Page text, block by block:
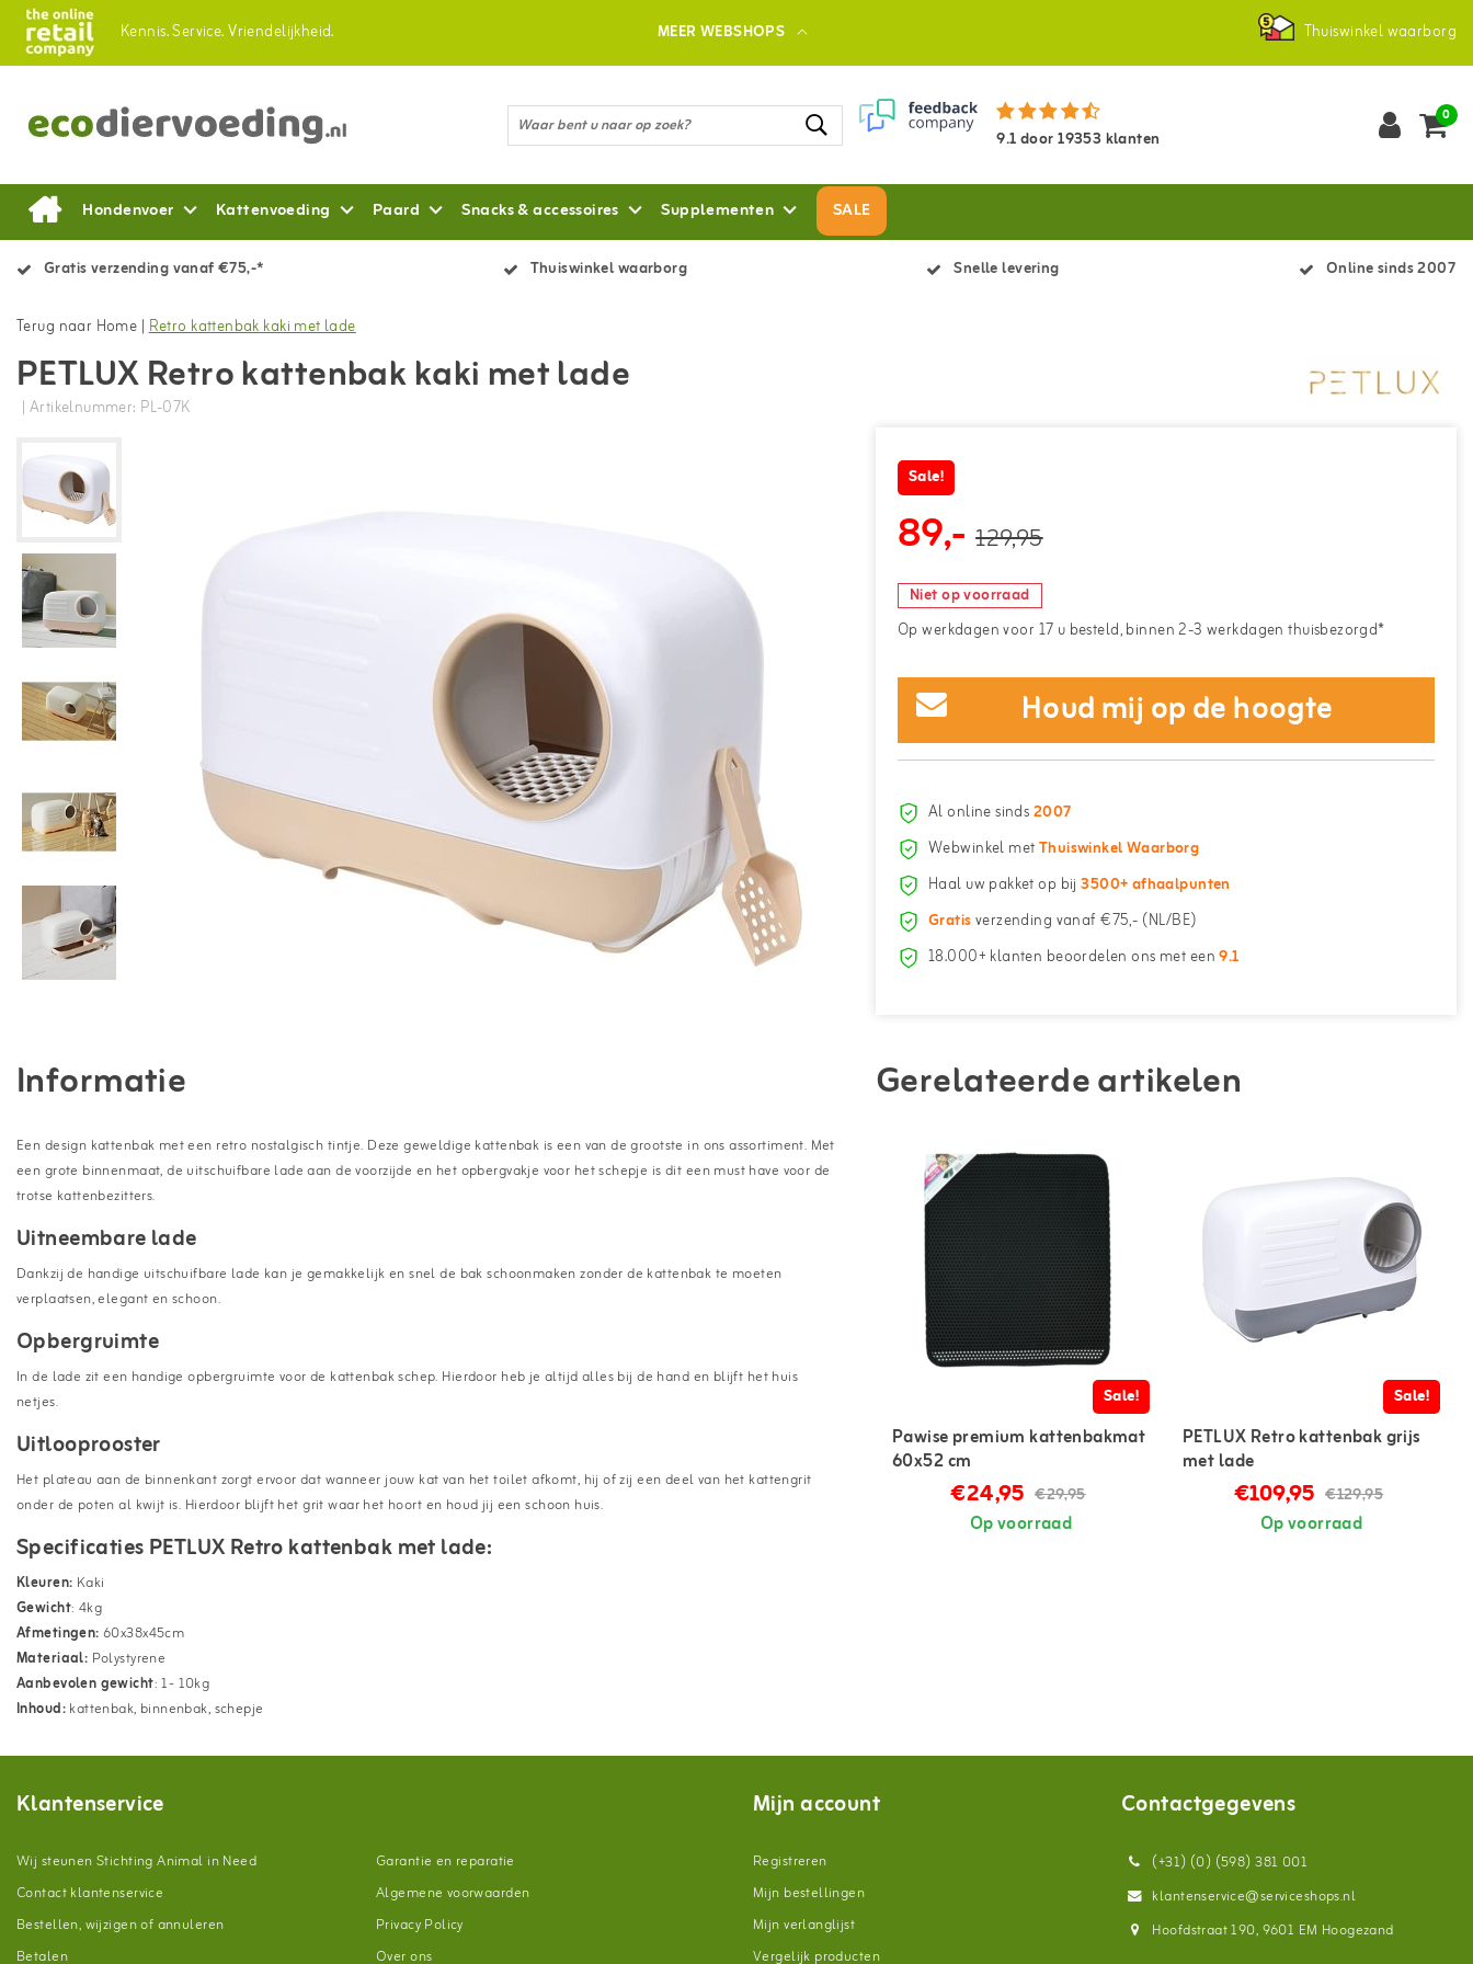
Kennis.Service.Vriendelijkheid. MEER WEBSHOPS Thuiswinkel waarborg
9.1door19353 klanten
0
Hondenvoer Kattenvoeding Paard Snacks & accessoires Supplementen SALE
Gratis verzending vanaf €75,-* Thuiswinkel waarborg Snelle levering Online sinds 2007
Terug naar Home |Retro kattenbak kaki met lade
PETLUX Retro kattenbak kaki met lade
| Artikelnummer: PL-07K
Sale!
89,- 129,95
Niet op voorraad
Op werkdagen voor 17 u besteld, binnen 2-3 werkdagen thuisbezorgd*
Houd mij op de hoogte
Al online sinds2007
Webwinkel metThuiswinkel Waarborg
Haal uw pakket op bij3500+ afhaalpunten
Gratisverzending vanaf €75,- (NL/BE)
18.000+ klanten beoordelen ons met een9.1
Informatie
Een design kattenbak met een retro nostalgisch tintje. Deze geweldige kattenbak is een van de grootste in ons assortiment. Met
een grote binnenmaat, de uitschuifbare lade aan de voorzijde en het opbergvakje voor het schepje is dit een must have voor de
trotse kattenbezitters.
Uitneembare lade
Dankzij de handige uitschuifbare lade kan je gemakkelijk en snel de bak schoonmaken zonder de kattenbak te moeten
verplaatsen, elegant en schoon.
Opbergruimte
In de lade zit een handige opbergruimte voor de kattenbak schep. Hierdoor heb je altijd alles bij de hand en blijft het huis
netjes.
Uitlooprooster
Het plateau aan de binnenkant zorgt ervoor dat wanneer jouw kat van het toilet afkomt, hij of zij een deel van het kattengrit
onder de poten al kwijt is. Hierdoor blijft het grit waar het hoort en houd jij een schoon huis.
Specificaties PETLUX Retro kattenbak met lade:
Kleuren: Kaki
Gewicht: 4kg
Afmetingen:60x38x45cm
Materiaal: Polystyrene
Aanbevolen gewicht: 1- 10kg
Inhoud:kattenbak, binnenbak, schepje
Gerelateerde artikelen
Sale!
Pawise premium kattenbakmat
60x52 cm
€24,95 €29,95
Op voorraad
Sale!
PETLUX Retro kattenbak grijs
met lade
€109,95 €129,95
Op voorraad
Klantenservice
Wij steunen Stichting Animal in Need
Contact klantenservice
Bestellen, wijzigen of annuleren
Betalen
Garantie en reparatie
Algemene voorwaarden
Privacy Policy
Over ons
Mijn account
Registreren
Mijn bestellingen
Mijn verlanglijst
Vergelijk producten
Contactgegevens
(+31) (0) (598) 381 001
klantenservice@serviceshops.nl
Hoofdstraat 190, 9601 EM Hoogezand